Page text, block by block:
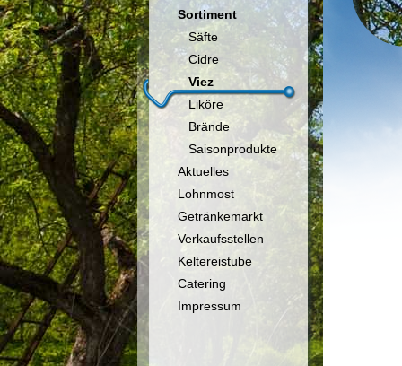
Sortiment
Säfte
Cidre
Viez
Liköre
Brände
Saisonprodukte
Aktuelles
Lohnmost
Getränkemarkt
Verkaufsstellen
Keltereistube
Catering
Impressum